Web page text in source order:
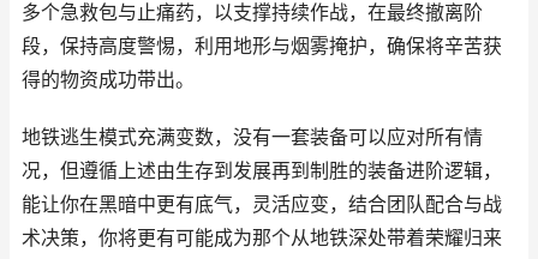
多个急救包与止痛药，以支撑持续作战，在最终撤离阶
段，保持高度警惕，利用地形与烟雾掩护，确保将辛苦获
得的物资成功带出。
地铁逃生模式充满变数，没有一套装备可以应对所有情
况，但遵循上述由生存到发展再到制胜的装备进阶逻辑，
能让你在黑暗中更有底气，灵活应变，结合团队配合与战
术决策，你将更有可能成为那个从地铁深处带着荣耀归来